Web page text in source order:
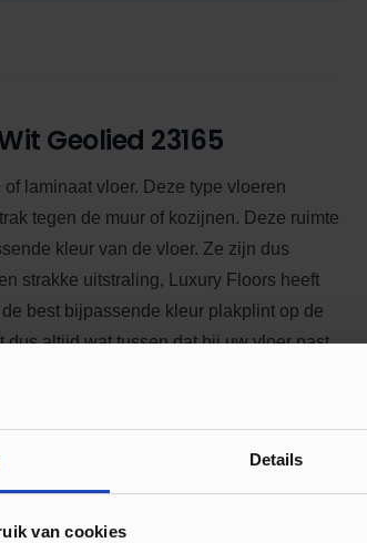
Details
van cookies
Geolied 23165
laminaat vloer. Deze type vloeren
tegen de muur of kozijnen. Deze ruimte
kleur van de vloer. Ze zijn dus
strakke uitstraling, Luxury Floors heeft
best bijpassende kleur plakplint op de
altijd wat tussen dat bij uw vloer past.
onderkant van elke plint is voorzien van
schaffen om de plakplint te plaatsen.
kunt maken. Je vindt